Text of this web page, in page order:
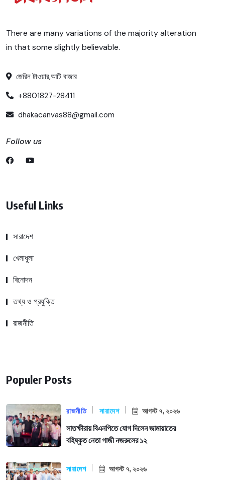
There are many variations of the majority alteration
in that some slightly believable.
জেরিন টাওয়ার,আটি বাজার
+8801827-28411
dhakacanvas88@gmail.com
Follow us
Useful Links
সারাদেশ
খেলাধুলা
বিনোদন
তথ্য ও প্রযুক্তি
রাজনীতি
Populer Posts
রাজনীতি সারাদেশ আগস্ট ৭, ২০২৬
সাতক্ষীরায় বিএনপিতে যোগ দিলেন জামায়াতের
বহিষ্কৃত নেতা গাজী নজরুলের ১২
সারাদেশ আগস্ট ৭, ২০২৬